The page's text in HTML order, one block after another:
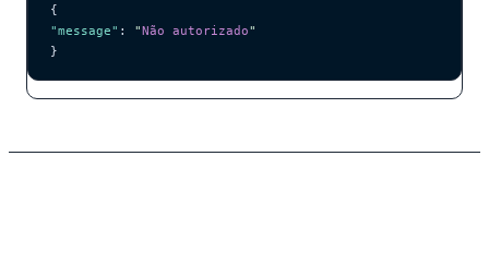
{
"message" : "Não autorizado"
}